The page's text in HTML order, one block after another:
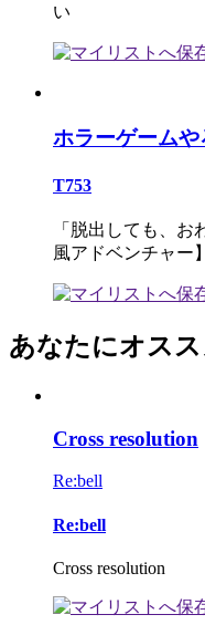
い
ホラーゲームや
T753
「脱出しても、
風アドベンチャー】
あなたにオス
Cross resolution
Re:bell
Re:bell
Cross resolution